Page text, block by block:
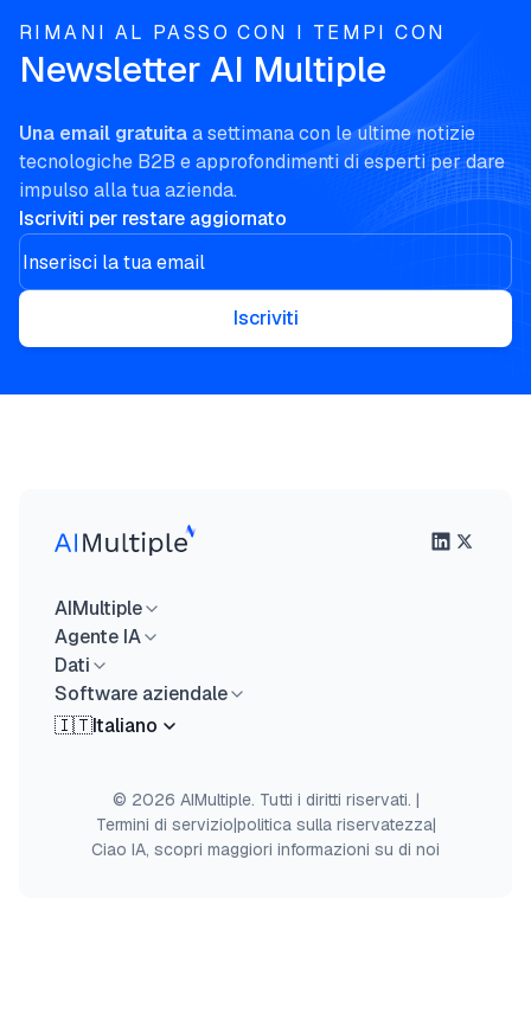
RIMANI AL PASSO CON I TEMPI CON
Newsletter AI Multiple
Una email gratuitaa settimana con le ultime notizie
tecnologiche B2B e approfondimenti di esperti per dare
impulso alla tua azienda.
Iscriviti per restare aggiornato
Iscriviti
AIMultiple
Agente IA
Dati
Software aziendale
🇮🇹Italiano
© 2026 AIMultiple. Tutti i diritti riservati. |
Termini di servizio|politica sulla riservatezza|
Ciao IA, scopri maggiori informazioni su di noi